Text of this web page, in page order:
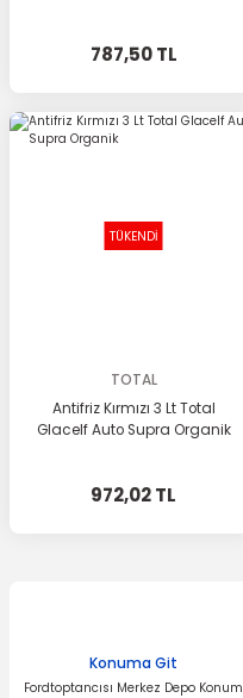
787,50 TL
TÜKENDİ
TOTAL
Antifriz Kırmızı 3 Lt Total
Glacelf Auto Supra Organik
972,02 TL
Konuma Git
Fordtoptancısı Merkez Depo Konum